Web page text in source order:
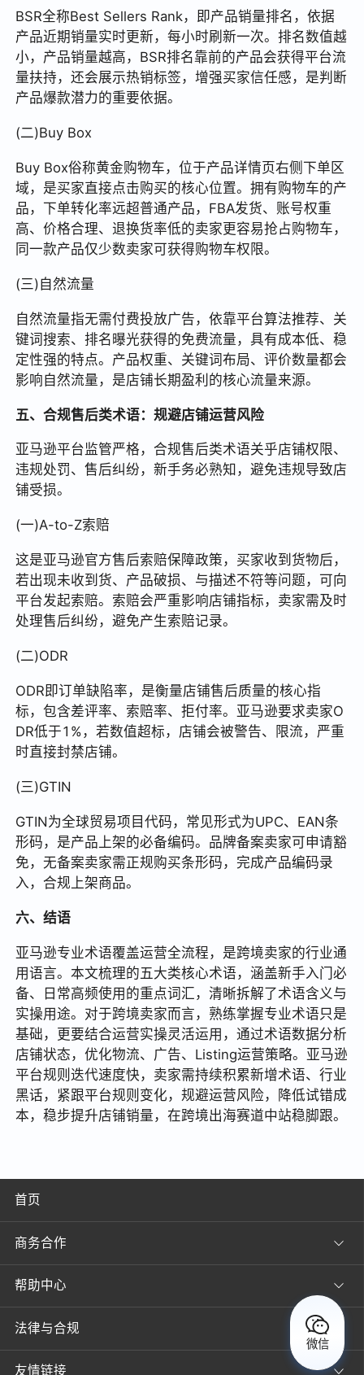
BSR全称Best Sellers Rank，即产品销量排名，依据
产品近期销量实时更新，每小时刷新一次。排名数值越
小，产品销量越高，BSR排名靠前的产品会获得平台流
量扶持，还会展示热销标签，增强买家信任感，是判断
产品爆款潜力的重要依据。
(二)Buy Box
Buy Box俗称黄金购物车，位于产品详情页右侧下单区
域，是买家直接点击购买的核心位置。拥有购物车的产
品，下单转化率远超普通产品，FBA发货、账号权重
高、价格合理、退换货率低的卖家更容易抢占购物车，
同一款产品仅少数卖家可获得购物车权限。
(三)自然流量
自然流量指无需付费投放广告，依靠平台算法推荐、关
键词搜索、排名曝光获得的免费流量，具有成本低、稳
定性强的特点。产品权重、关键词布局、评价数量都会
影响自然流量，是店铺长期盈利的核心流量来源。
五、合规售后类术语：规避店铺运营风险
亚马逊平台监管严格，合规售后类术语关乎店铺权限、
违规处罚、售后纠纷，新手务必熟知，避免违规导致店
铺受损。
(一)A-to-Z索赔
这是亚马逊官方售后索赔保障政策，买家收到货物后，
若出现未收到货、产品破损、与描述不符等问题，可向
平台发起索赔。索赔会严重影响店铺指标，卖家需及时
处理售后纠纷，避免产生索赔记录。
(二)ODR
ODR即订单缺陷率，是衡量店铺售后质量的核心指
标，包含差评率、索赔率、拒付率。亚马逊要求卖家O
DR低于1%，若数值超标，店铺会被警告、限流，严重
时直接封禁店铺。
(三)GTIN
GTIN为全球贸易项目代码，常见形式为UPC、EAN条
形码，是产品上架的必备编码。品牌备案卖家可申请豁
免，无备案卖家需正规购买条形码，完成产品编码录
入，合规上架商品。
六、结语
亚马逊专业术语覆盖运营全流程，是跨境卖家的行业通
用语言。本文梳理的五大类核心术语，涵盖新手入门必
备、日常高频使用的重点词汇，清晰拆解了术语含义与
实操用途。对于跨境卖家而言，熟练掌握专业术语只是
基础，更要结合运营实操灵活运用，通过术语数据分析
店铺状态，优化物流、广告、Listing运营策略。亚马逊
平台规则迭代速度快，卖家需持续积累新增术语、行业
黑话，紧跟平台规则变化，规避运营风险，降低试错成
本，稳步提升店铺销量，在跨境出海赛道中站稳脚跟。
微信
首页
商务合作
帮助中心
法律与合规
友情链接